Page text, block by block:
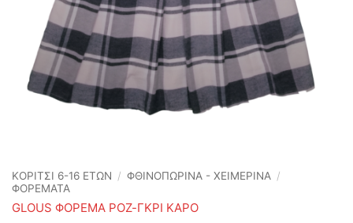
ΚΟΡΙΤΣΙ 6-16 ΕΤΩΝ / ΦΘΙΝΟΠΩΡΙΝΆ - ΧΕΙΜΕΡΙΝΆ /
ΦΟΡΕΜΑΤΑ
GLOUS ΦΟΡΕΜΑ ΡΟΖ-ΓΚΡΙ ΚΑΡΟ